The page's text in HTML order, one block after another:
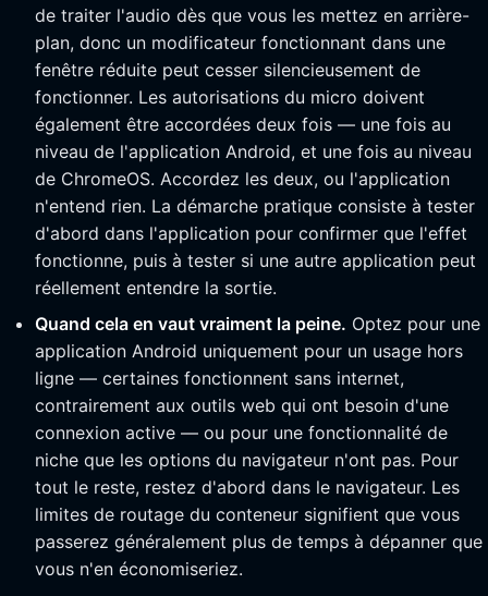
de traiter l'audio dès que vous les mettez en arrière-
plan, donc un modificateur fonctionnant dans une
fenêtre réduite peut cesser silencieusement de
fonctionner. Les autorisations du micro doivent
également être accordées deux fois — une fois au
niveau de l'application Android, et une fois au niveau
de ChromeOS. Accordez les deux, ou l'application
n'entend rien. La démarche pratique consiste à tester
d'abord dans l'application pour confirmer que l'effet
fonctionne, puis à tester si une autre application peut
réellement entendre la sortie.
Quand cela en vaut vraiment la peine. Optez pour une
application Android uniquement pour un usage hors
ligne — certaines fonctionnent sans internet,
contrairement aux outils web qui ont besoin d'une
connexion active — ou pour une fonctionnalité de
niche que les options du navigateur n'ont pas. Pour
tout le reste, restez d'abord dans le navigateur. Les
limites de routage du conteneur signifient que vous
passerez généralement plus de temps à dépanner que
vous n'en économiseriez.